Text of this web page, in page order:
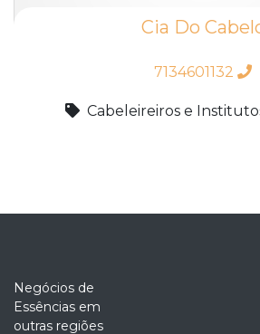
Cia Do
7134601132
Cabeleireiros e
Negócios de
Essências em
outras regiões